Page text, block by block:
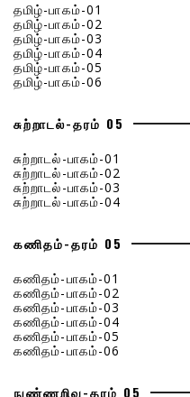
தமிழ்-பாகம்-01
தமிழ்-பாகம்-02
தமிழ்-பாகம்-03
தமிழ்-பாகம்-04
தமிழ்-பாகம்-05
தமிழ்-பாகம்-06
சுற்றாடல்-தரம் 05
சுற்றாடல்-பாகம்-01
சுற்றாடல்-பாகம்-02
சுற்றாடல்-பாகம்-03
சுற்றாடல்-பாகம்-04
கணிதம்-தரம் 05
கணிதம்-பாகம்-01
கணிதம்-பாகம்-02
கணிதம்-பாகம்-03
கணிதம்-பாகம்-04
கணிதம்-பாகம்-05
கணிதம்-பாகம்-06
நுண்ணறிவு-தரம் 05